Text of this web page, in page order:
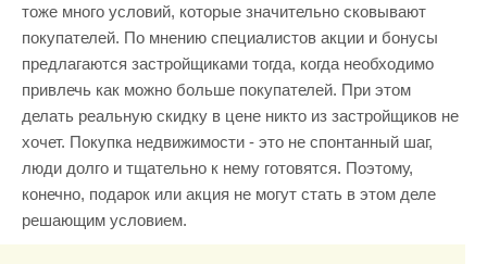
тоже много условий, которые значительно сковывают
покупателей. По мнению специалистов акции и бонусы
предлагаются застройщиками тогда, когда необходимо
привлечь как можно больше покупателей. При этом
делать реальную скидку в цене никто из застройщиков не
хочет. Покупка недвижимости - это не спонтанный шаг,
люди долго и тщательно к нему готовятся. Поэтому,
конечно, подарок или акция не могут стать в этом деле
решающим условием.